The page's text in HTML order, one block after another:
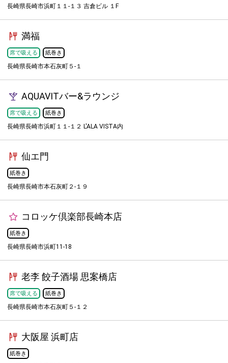
長崎県長崎市浜町１１-１３ 吉倉ビル １F
満福
席で吸える 紙巻き
長崎県長崎市本石灰町５-１
AQUAVITバー&ラウンジ
席で吸える 紙巻き
長崎県長崎市浜町１１-１２ L'ALA VISTA内
仙エ門
紙巻き
長崎県長崎市本石灰町２-１９
コロッケ倶楽部長崎本店
紙巻き
長崎県長崎市浜町11-18
老李 餃子酒場 思案橋店
席で吸える 紙巻き
長崎県長崎市本石灰町５-１２
大阪屋 浜町店
紙巻き